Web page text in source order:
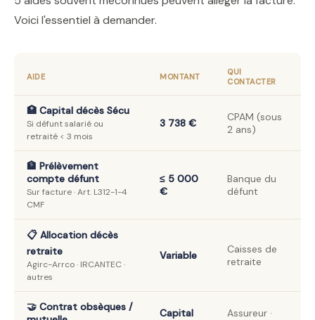
Voici l'essentiel à demander.
AIDE MONTANT
QUI
CONTACTER
🏥 Capital décès Sécu
Si défunt salarié ou
retraité < 3 mois
3 738 €
CPAM (sous
2 ans)
🏦 Prélèvement
compte défunt
Sur facture · Art. L312-1-4
CMF
≤ 5 000
€
Banque du
défunt
📋 Allocation décès
retraite
Agirc-Arrco · IRCANTEC ·
autres
Variable
Caisses de
retraite
🤝 Contrat obsèques /
Capital
Assureur ·